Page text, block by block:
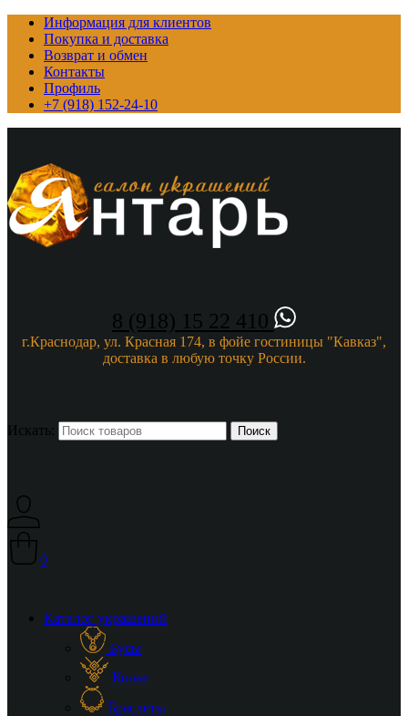
Информация для клиентов
Покупка и доставка
Возврат и обмен
Контакты
Профиль
+7 (918) 152-24-10
8 (918) 15 22 410
г.Краснодар, ул. Красная 174, в фойе гостиницы "Кавказ",
доставка в любую точку России.
Искать:
0
Каталог украшений
Бусы
Колье
Браслеты